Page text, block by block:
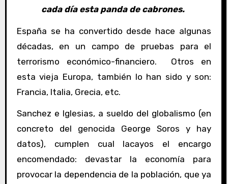
cada día esta panda de cabrones.
España se ha convertido desde hace algunas
décadas, en un campo de pruebas para el
terrorismo económico-financiero. Otros en
esta vieja Europa, también lo han sido y son:
Francia, Italia, Grecia, etc.
Sanchez e Iglesias, a sueldo del globalismo (en
concreto del genocida George Soros y hay
datos), cumplen cual lacayos el encargo
encomendado: devastar la economía para
provocar la dependencia de la población, que ya